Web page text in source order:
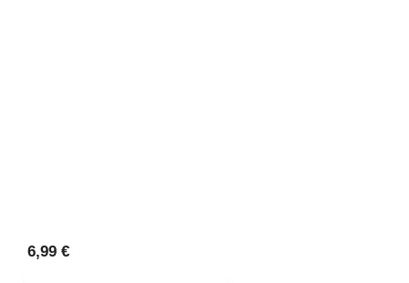
6,99 €